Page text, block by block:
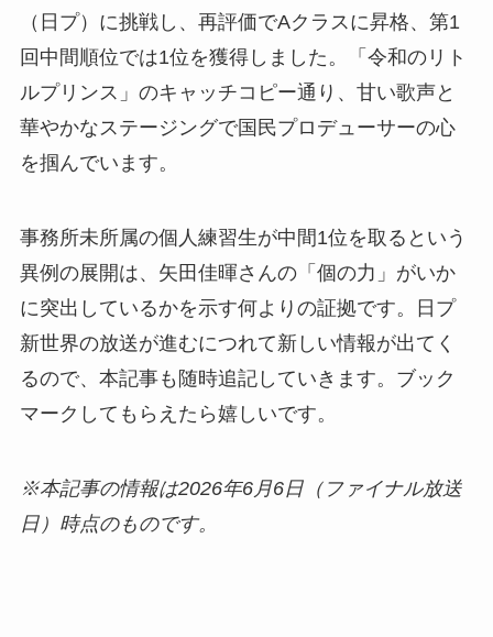
（日プ）に挑戦し、再評価でAクラスに昇格、第1
回中間順位では1位を獲得しました。「令和のリト
ルプリンス」のキャッチコピー通り、甘い歌声と
華やかなステージングで国民プロデューサーの心
を掴んでいます。
事務所未所属の個人練習生が中間1位を取るという
異例の展開は、矢田佳暉さんの「個の力」がいか
に突出しているかを示す何よりの証拠です。日プ
新世界の放送が進むにつれて新しい情報が出てく
るので、本記事も随時追記していきます。ブック
マークしてもらえたら嬉しいです。
※本記事の情報は2026年6月6日（ファイナル放送
日）時点のものです。